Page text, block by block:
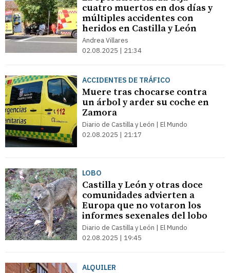
cuatro muertos en dos días y
múltiples accidentes con
heridos en Castilla y León
Andrea Villares
02.08.2025 | 21:34
ACCIDENTES DE TRÁFICO
Muere tras chocarse contra
un árbol y arder su coche en
Zamora
Diario de Castilla y León | El Mundo
02.08.2025 | 21:17
LOBO
Castilla y León y otras doce
comunidades advierten a
Europa que no votaron los
informes sexenales del lobo
Diario de Castilla y León | El Mundo
02.08.2025 | 19:45
ALQUILER